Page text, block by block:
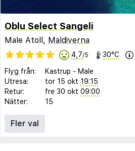
Oblu Select Sangeli
Male Atoll, Maldiverna
4,7/5 30°C
Flyg från: Kastrup - Male
Utresa:
tor 15 okt 19:15
Retur:
fre 30 okt 09:00
Nätter:
15
Fler val